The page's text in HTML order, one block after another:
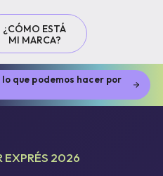
¿CÓMO ESTÁ
MI MARCA?
lo que podemos hacer por
2026